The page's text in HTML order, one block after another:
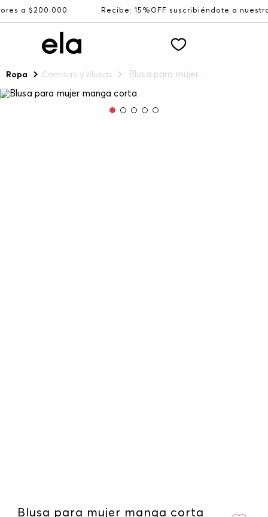
$200.000 Recibe: 15%OFF suscribiéndote a nuestro
Ropa Camisas y blusas Blusa para mujer manga corta
Blusa para mujer manga corta